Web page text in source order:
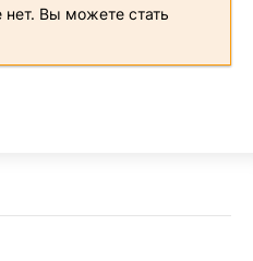
Вы можете стать